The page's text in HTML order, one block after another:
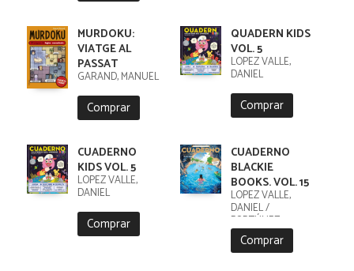
MURDOKU:
VIATGE AL
PASSAT
GARAND, MANUEL
Comprar
QUADERN KIDS
VOL. 5
LÓPEZ VALLE,
DANIEL
Comprar
CUADERNO
KIDS VOL. 5
LÓPEZ VALLE,
DANIEL
Comprar
CUADERNO
BLACKIE
BOOKS. VOL. 15
LÓPEZ VALLE,
DANIEL /
FORTÚNEZ,
CRISTOBAL
Comprar